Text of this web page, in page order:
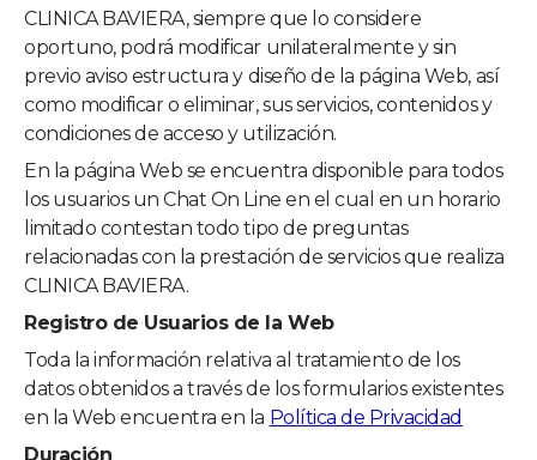
CLINICA BAVIERA, siempre que lo considere
oportuno, podrá modificar unilateralmente y sin
previo aviso estructura y diseño de la página Web, así
como modificar o eliminar, sus servicios, contenidos y
condiciones de acceso y utilización.
En la página Web se encuentra disponible para todos
los usuarios un Chat On Line en el cual en un horario
limitado contestan todo tipo de preguntas
relacionadas con la prestación de servicios que realiza
CLINICA BAVIERA.
Registro de Usuarios de la Web
Toda la información relativa al tratamiento de los
datos obtenidos a través de los formularios existentes
en la Web encuentra en la Política de Privacidad
Duración